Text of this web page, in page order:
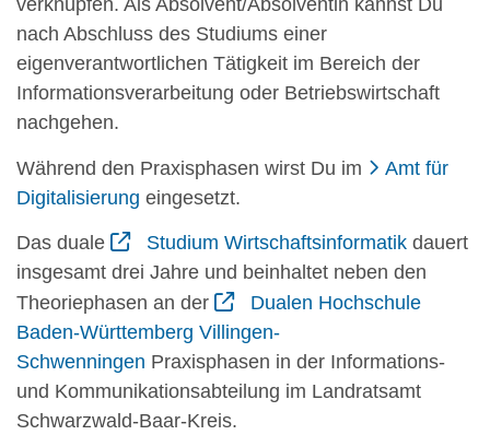
verknüpfen. Als Absolvent/Absolventin kannst Du
nach Abschluss des Studiums einer
eigenverantwortlichen Tätigkeit im Bereich der
Informationsverarbeitung oder Betriebswirtschaft
nachgehen.
Während den Praxisphasen wirst Du im
Amt für
Digitalisierung eingesetzt.
Das duale Studium Wirtschaftsinformatik dauert
insgesamt drei Jahre und beinhaltet neben den
Theoriephasen an der
Dualen Hochschule
Baden-Württemberg Villingen-
Schwenningen Praxisphasen in der Informations-
und Kommunikationsabteilung im Landratsamt
Schwarzwald-Baar-Kreis.